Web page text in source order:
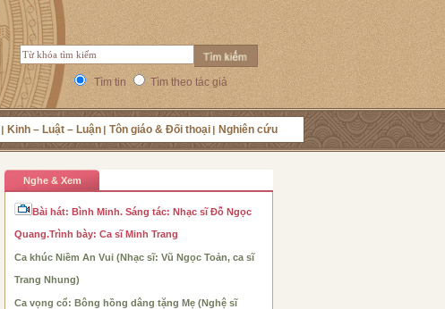
Tìm tin Tìm theo tác giả
Kinh – Luật – Luận Tôn giáo & Đối thoại Nghiên cứu
Nghe & Xem
Bài hát: Bình Minh. Sáng tác: Nhạc sĩ Đỗ Ngọc
Quang.Trình bày: Ca sĩ Minh Trang
Ca khúc Niềm An Vui (Nhạc sĩ: Vũ Ngọc Toản, ca sĩ
Trang Nhung)
Ca vọng cổ: Bông hồng dâng tặng Mẹ (Nghệ sĩ